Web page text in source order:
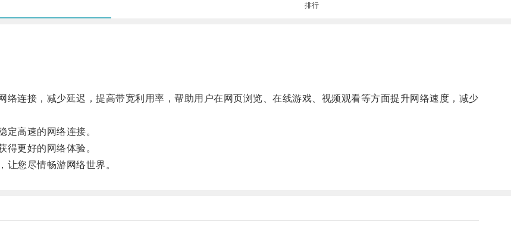
排行
连接，减少延迟，提高带宽利用率，帮助用户在网页浏览、在线游戏、视频观看等方面提升网络速度，减少
高速的网络连接。
更好的网络体验。
您尽情畅游网络世界。